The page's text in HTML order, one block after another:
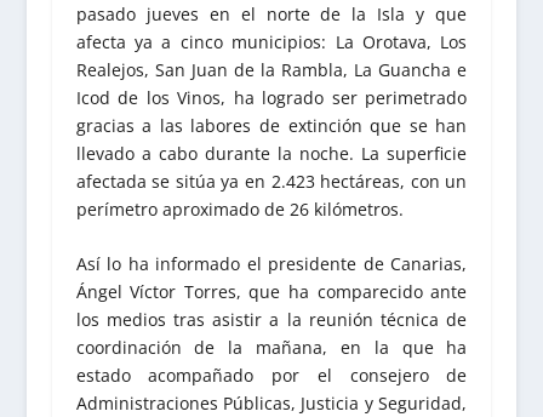
pasado jueves en el norte de la Isla y que
afecta ya a cinco municipios: La Orotava, Los
Realejos, San Juan de la Rambla, La Guancha e
Icod de los Vinos, ha logrado ser perimetrado
gracias a las labores de extinción que se han
llevado a cabo durante la noche. La superficie
afectada se sitúa ya en 2.423 hectáreas, con un
perímetro aproximado de 26 kilómetros.
Así lo ha informado el presidente de Canarias,
Ángel Víctor Torres, que ha comparecido ante
los medios tras asistir a la reunión técnica de
coordinación de la mañana, en la que ha
estado acompañado por el consejero de
Administraciones Públicas, Justicia y Seguridad,